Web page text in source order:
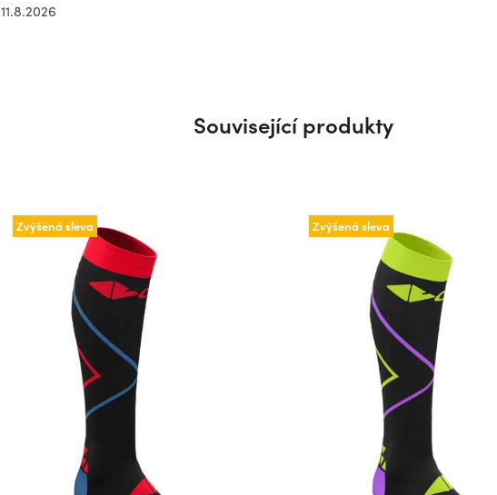
11.8.2026
Související produkty
Zvýšená sleva Zvýšená sleva